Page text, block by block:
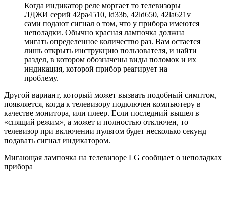
Когда индикатор реле моргает то телевизоры
ЛДЖИ серий 42pa4510, ld33b, 42ld650, 42la621v
сами подают сигнал о том, что у прибора имеются
неполадки. Обычно красная лампочка должна
мигать определенное количество раз. Вам остается
лишь открыть инструкцию пользователя, и найти
раздел, в котором обозначены виды поломок и их
индикация, которой прибор реагирует на
проблему.
Другой вариант, который может вызвать подобный симптом,
появляется, когда к телевизору подключен компьютеру в
качестве монитора, или плеер. Если последний вышел в
«спящий режим», а может и полностью отключен, то
телевизор при включении пультом будет несколько секунд
подавать сигнал индикатором.
Мигающая лампочка на телевизоре LG сообщает о неполадках
прибора